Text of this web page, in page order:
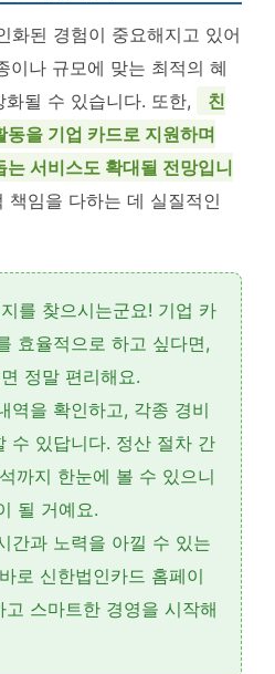
화된 경험이 중요해지고 있어
이나 규모에 맞는 최적의 혜
될 수 있습니다. 또한,
친
을 기업 카드로 지원하며
는 서비스도 확대될 전망입니
책임을 다하는 데 실질적인
를 찾으시는군요! 기업 카
효율적으로 하고 싶다면,
정말 편리해요.
역을 확인하고, 각종 경비
수 있답니다. 정산 절차 간
까지 한눈에 볼 수 있으니
될 거예요.
간과 노력을 아낄 수 있는
로 신한법인카드 홈페이
스마트한 경영을 시작해